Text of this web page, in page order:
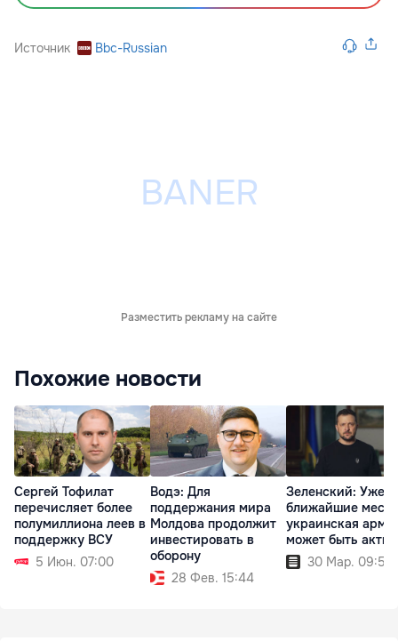
Источник Bbc-Russian
Разместить рекламу на сайте
Похожие новости
Сергей Тофилат
перечисляет более
полумиллиона леев в
поддержку ВСУ
5 Июн. 07:00
Водэ: Для
поддержания мира
Молдова продолжит
инвестировать в
оборону
28 Фев. 15:44
Зеленский: Уже в
ближайшие
украинская
может быть
30 Мар. 09:54